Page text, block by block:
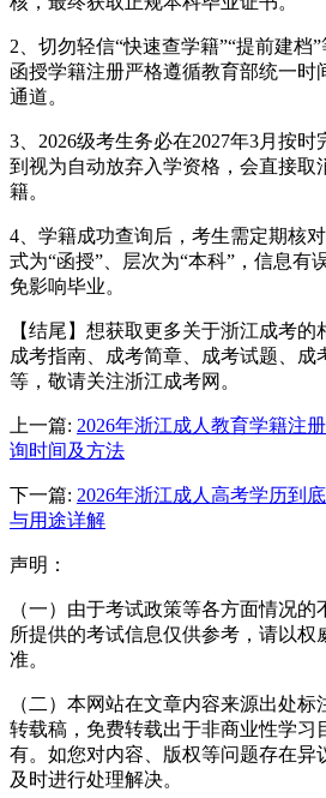
2、切勿轻信“快速查学籍”“提前建档
函授学籍注册严格遵循教育部统一时
通道。
3、2026级考生务必在2027年3月按
到视为自动放弃入学资格，会直接取
籍。
4、学籍成功查询后，考生需定期核
式为“函授”、层次为“本科”，信息有
免影响毕业。
【结尾】想获取更多关于浙江成考的
成考指南、成考简章、成考试题、成
等，敬请关注浙江成考网。
上一篇: 2026年浙江成人教育学籍注
询时间及方法
下一篇: 2026年浙江成人高考学历到
与用途详解
声明：
（一）由于考试政策等各方面情况
所提供的考试信息仅供参考，请以权
准。
（二）本网站在文章内容来源出处
转载稿，免费转载出于非商业性学习
有。如您对内容、版权等问题存在异
及时进行处理解决。